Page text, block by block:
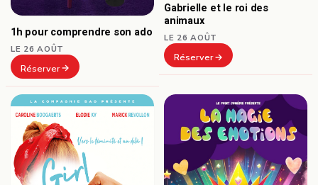
1h pour comprendre son ado
LE 26 AOÛT
Réserver
Gabrielle et le roi des
animaux
LE 26 AOÛT
Réserver